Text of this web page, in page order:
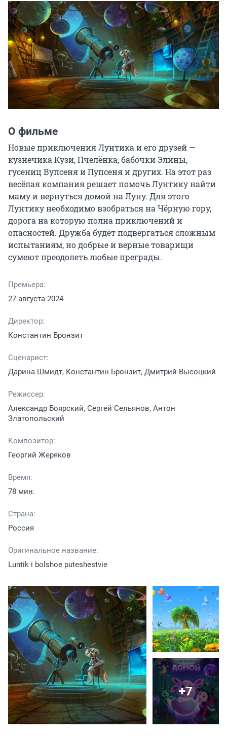
О фильме
Новые приключения Лунтика и его друзей —
кузнечика Кузи,​ Пчелёнка, бабочки Элины,
гусениц Вупсеня и Пупсеня и других.​ На этот раз
весёлая компания решает помочь Лунтику найти
маму и вернуться домой на Луну. Для этого
Лунтику необходимо взобраться на Чёрную гору,
дорога на которую полна приключений и
опасностей. Дружба будет подвергаться сложным
испытаниям, но добрые и верные товарищи
сумеют преодолеть любые преграды.
Премьера:
27 августа 2024
Директор:
Константин Бронзит
Сценарист:
Дарина Шмидт, Константин Бронзит, Дмитрий Высоцкий
Режиссер:
Александр Боярский, Сергей Сельянов, Антон
Златопольский
Композитор:
Георгий Жеряков
Время:
78 мин.
Страна:
Россия
Оригинальное название:
Luntik i bolshoe puteshestvie
+7